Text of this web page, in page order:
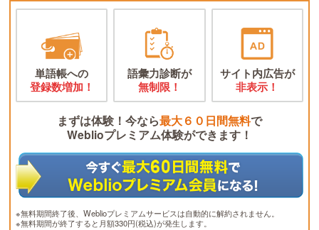
単語帳への
登録数増加！
語彙力診断が
無制限！
サイト内広告が
非表示！
まずは体験！今なら最大６０日間無料で
Weblioプレミアム体験ができます！
※無料期間終了後、Weblioプレミアムサービスは自動的に解約されません。
※無料期間が終了すると月額330円(税込)が発生します。